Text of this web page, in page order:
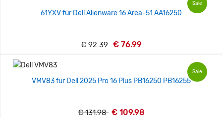
Sale
61YXV für Dell Alienware 16 Area-51 AA16250
€ 92.39 € 76.99
Sale
VMV83 für Dell 2025 Pro 16 Plus PB16250 PB16255
€ 131.98 € 109.98